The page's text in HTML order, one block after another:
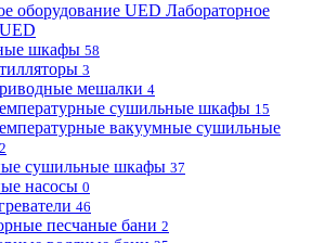
Лабораторное
шкафы 58
3
мешалки 4
сушильные шкафы 15
вакуумные сушильные
сушильные шкафы 37
насосы 0
46
песчаные бани 2